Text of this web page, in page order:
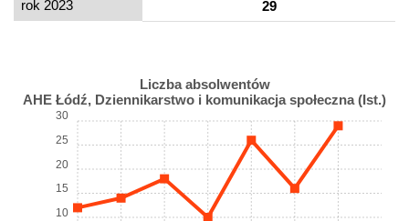
rok 2023
29
Liczba absolwentów
AHE Łódź, Dziennikarstwo i komunikacja społeczna (Ist.)
10
15
20
25
30